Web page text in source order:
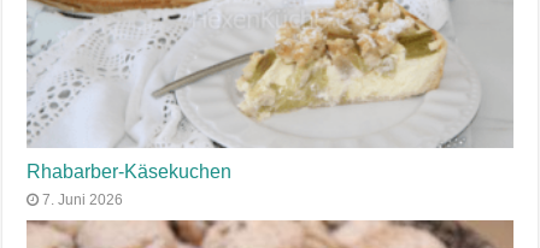
Rhabarber-Käsekuchen
7. Juni 2026